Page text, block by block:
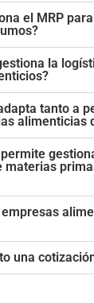
el MRP
la
tanto a
alimenticias
materias
una